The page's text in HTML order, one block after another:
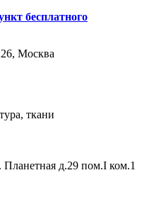
бесплатного
Москва
ткани
д.29 пом.I ком.1